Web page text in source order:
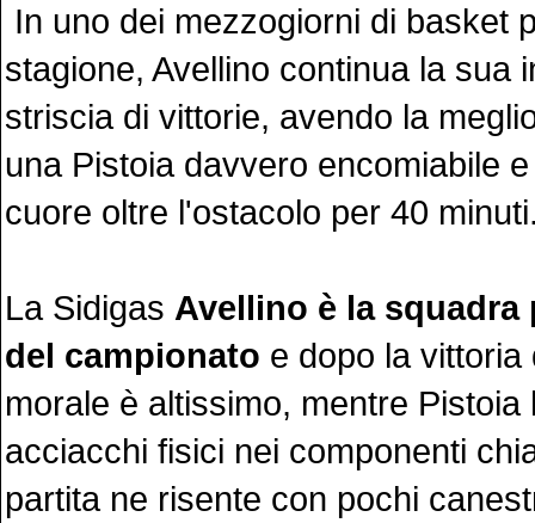
In uno dei mezzogiorni di basket
stagione, Avellino continua la sua
striscia di vittorie, avendo la
una Pistoia davvero encomiabile
cuore oltre l'ostacolo per 40
La Sidigas Avellino è la squadra
del campionato e dopo la vittoria
morale è altissimo, mentre Pistoia
acciacchi fisici nei componenti
partita ne risente con pochi